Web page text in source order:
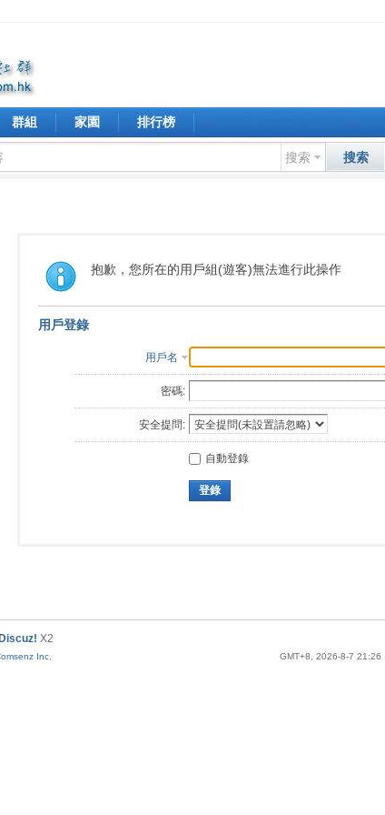
群組 家園 排行榜
搜索 搜索
抱歉，您所在的用戶組(遊客)無法進行此操作
用戶登錄
用戶名
密碼:
安全提問:
自動登錄
登錄
GMT+8, 2026-8-7 21:26
Discuz! X2
Inc.